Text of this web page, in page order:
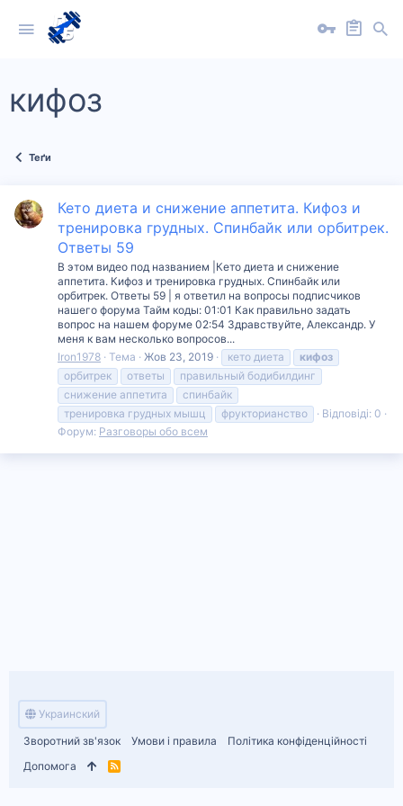
кифоз
Теґи
Кето диета и снижение аппетита. Кифоз и
тренировка грудных. Спинбайк или орбитрек.
Ответы 59
В этом видео под названием |Кето диета и снижение
аппетита. Кифоз и тренировка грудных. Спинбайк или
орбитрек. Ответы 59 | я ответил на вопросы подписчиков
нашего форума Тайм коды: 01:01 Как правильно задать
вопрос на нашем форуме 02:54 Здравствуйте, Александр. У
меня к вам несколько вопросов...
Iron1978 Тема Жов 23, 2019 кето диета
кифоз
орбитрек
ответы
правильный бодибилдинг
снижение аппетита
спинбайк
тренировка грудных мышц
фрукторианство
Відповіді: 0
Форум: Разговоры обо всем
Украинский
Зворотний зв'язок
Умови і правила
Політика конфіденційності
Допомога
R